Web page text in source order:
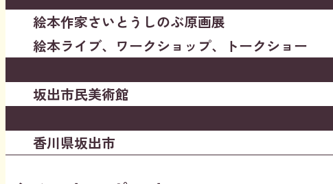
絵本作家さいとうしのぶ原画展
絵本ライブ、ワークショップ、トークショー
坂出市民美術館
香川県坂出市